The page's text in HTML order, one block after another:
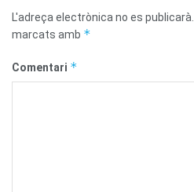
L'adreça electrònica no es publicarà.
marcats amb *
Comentari *